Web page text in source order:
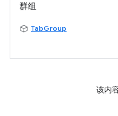
群组
TabGroup
该内